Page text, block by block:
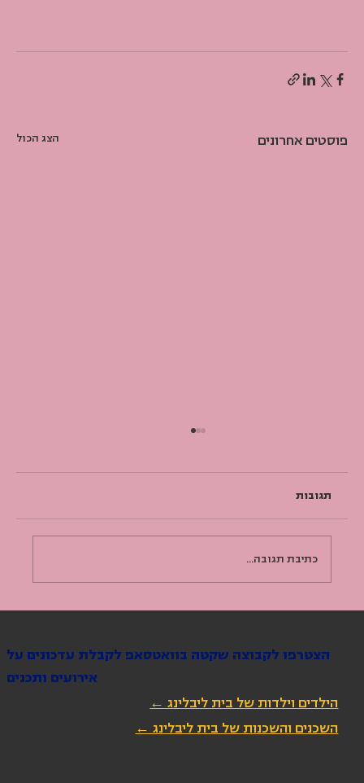
פוסטים אחרונים הצג הכול
תגובות
כתיבת תגובה...
הצטרפו לקבוצה שקטה בוואטסאפ לקבלת עדכונים על
אירועים ותכנים
הילדים וילדות של בית ליבלינג ←
השכנים והשכנות של בית ליבלינג ←